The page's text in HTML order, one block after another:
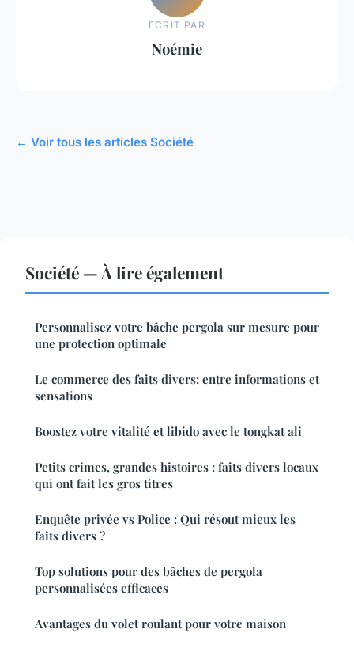
ECRIT PAR
Noémie
← Voir tous les articles Société
Société — À lire également
Personnalisez votre bâche pergola sur mesure pour
une protection optimale
Le commerce des faits divers: entre informations et
sensations
Boostez votre vitalité et libido avec le tongkat ali
Petits crimes, grandes histoires : faits divers locaux
qui ont fait les gros titres
Enquête privée vs Police : Qui résout mieux les
faits divers ?
Top solutions pour des bâches de pergola
personnalisées efficaces
Avantages du volet roulant pour votre maison